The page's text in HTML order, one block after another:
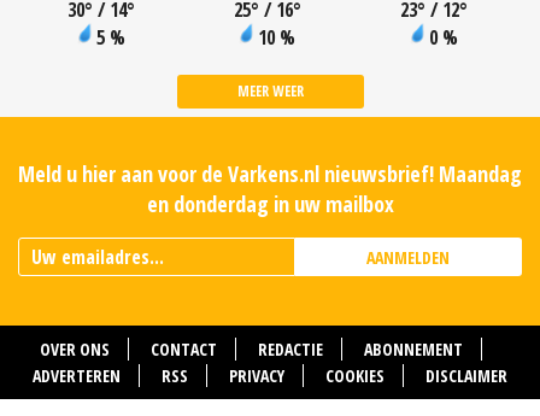
30° / 14°
5 %
25° / 16°
10 %
23° / 12°
0 %
MEER WEER
Meld u hier aan voor de Varkens.nl nieuwsbrief! Maandag
en donderdag in uw mailbox
AANMELDEN
OVER ONS CONTACT REDACTIE
ABONNEMENT
ADVERTEREN
RSS PRIVACY COOKIES DISCLAIMER